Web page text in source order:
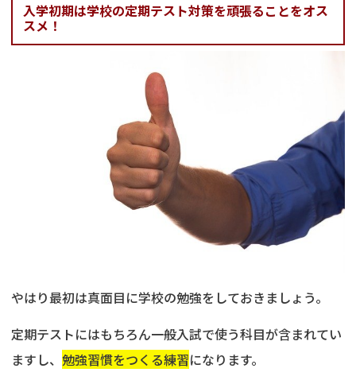
入学初期は学校の定期テスト対策を頑張ることをオス
スメ！
やはり最初は真面目に学校の勉強をしておきましょう。
定期テストにはもちろん一般入試で使う科目が含まれてい
ますし、 勉強習慣をつくる練習になります。